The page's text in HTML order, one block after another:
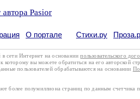
Pasior
О портале Стихи.ру
в сети Интернет на основаниипользовательского
которому вы можете обратиться на его авторской
пользователей обрабатываются на основании
более полумиллиона страниц по данным счетчика